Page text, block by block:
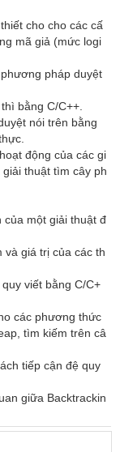
cho cho các cấ
mã giả (mức logi
pháp duyệt
bằng C/C++.
nói trên bằng
động của các gi
thuật tìm cây ph
một giải thuật đ
và giá trị của các th
viết bằng C/C+
các phương thức
tìm kiếm trên câ
tiếp cận đệ quy
giữa Backtrackin